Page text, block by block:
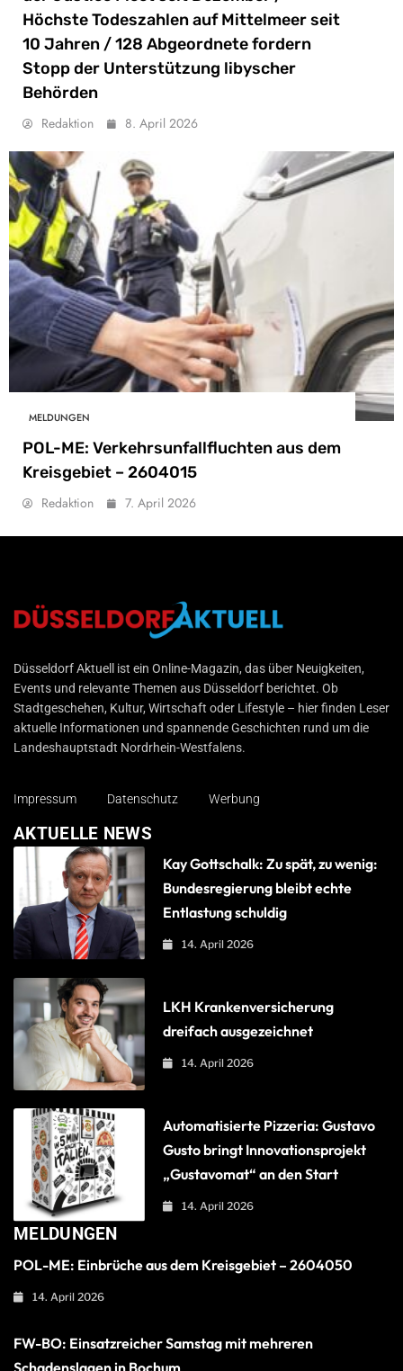
Höchste Todeszahlen auf Mittelmeer seit
10 Jahren / 128 Abgeordnete fordern
Stopp der Unterstützung libyscher
Behörden
Redaktion 8. April 2026
MELDUNGEN
POL-ME: Verkehrsunfallfluchten aus dem
Kreisgebiet – 2604015
Redaktion 7. April 2026
Düsseldorf Aktuell
Düsseldorf Aktuell ist ein Online-Magazin, das über Neuigkeiten,
Events und relevante Themen aus Düsseldorf berichtet. Ob
Stadtgeschehen, Kultur, Wirtschaft oder Lifestyle – hier finden Leser
aktuelle Informationen und spannende Geschichten rund um die
Landeshauptstadt Nordrhein-Westfalens.
Impressum Datenschutz Werbung
AKTUELLE NEWS
Kay Gottschalk: Zu spät, zu wenig:
Bundesregierung bleibt echte
Entlastung schuldig
14. April 2026
LKH Krankenversicherung
dreifach ausgezeichnet
14. April 2026
Automatisierte Pizzeria: Gustavo
Gusto bringt Innovationsprojekt
„Gustavomat“ an den Start
14. April 2026
MELDUNGEN
POL-ME: Einbrüche aus dem Kreisgebiet – 2604050
14. April 2026
FW-BO: Einsatzreicher Samstag mit mehreren
Schadenslagen in Bochum